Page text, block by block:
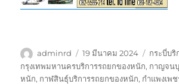
ผู้
เขียน
adminrd
เขียน
เมื่อ
19 มีนาคม 2024
ป้าย
กำกับ
กระบี่บ
กรุงเทพมหานครบริการรถยกของหนัก, กาญจน
หนัก, กาฬสินธุ์บริการรถยกของหนัก, กำแพงเพ